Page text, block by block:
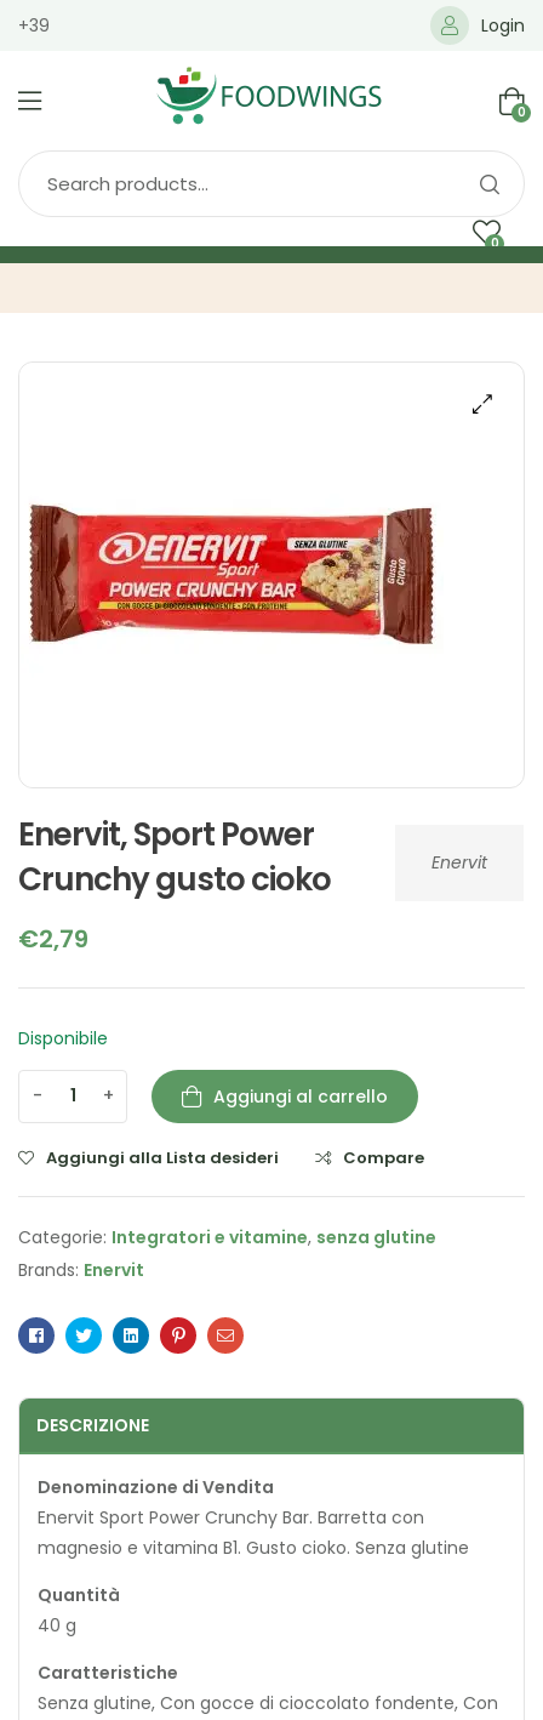
+39 Login
0
0
Enervit
Enervit, Sport Power
Crunchy gusto cioko
€2,79
Disponibile
- + Aggiungi al carrello
Aggiungi alla Lista desideri Compare
Categorie: Integratori e vitamine, senza glutine
Brands: Enervit
Facebook
TwitterLinkedinPinterestEmail
DESCRIZIONE
Denominazione di Vendita
Enervit Sport Power Crunchy Bar. Barretta con
magnesio e vitamina B1. Gusto cioko. Senza glutine
Quantità
40 g
Caratteristiche
Senza glutine, Con gocce di cioccolato fondente, Con